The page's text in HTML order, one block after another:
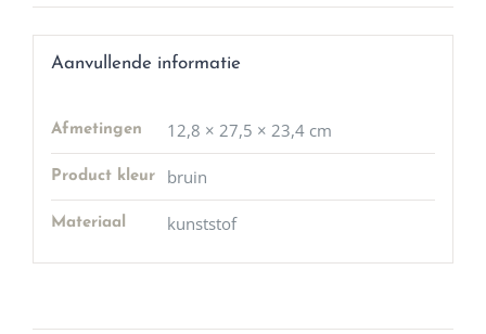
Aanvullende informatie
Afmetingen 12,8 × 27,5 × 23,4 cm
Product kleur bruin
Materiaal kunststof